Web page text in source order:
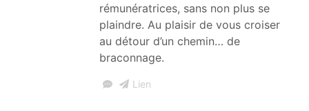
rémunératrices, sans non plus se
plaindre. Au plaisir de vous croiser
au détour d’un chemin… de
braconnage.
Lien